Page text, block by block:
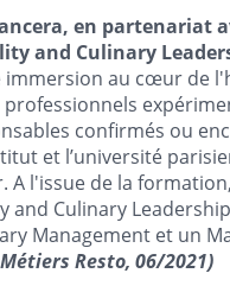
en partenariat
and Culinary
au cœur de
confirmés ou
et l’université
A l'issue de la
Culinary
Management et un
Resto, 06/2021)